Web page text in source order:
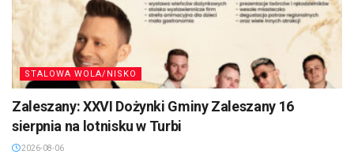
STALOWA WOLA/NISKO
Zaleszany: XXVI Dożynki Gminy Zaleszany 16
sierpnia na lotnisku w Turbi
2026-08-06